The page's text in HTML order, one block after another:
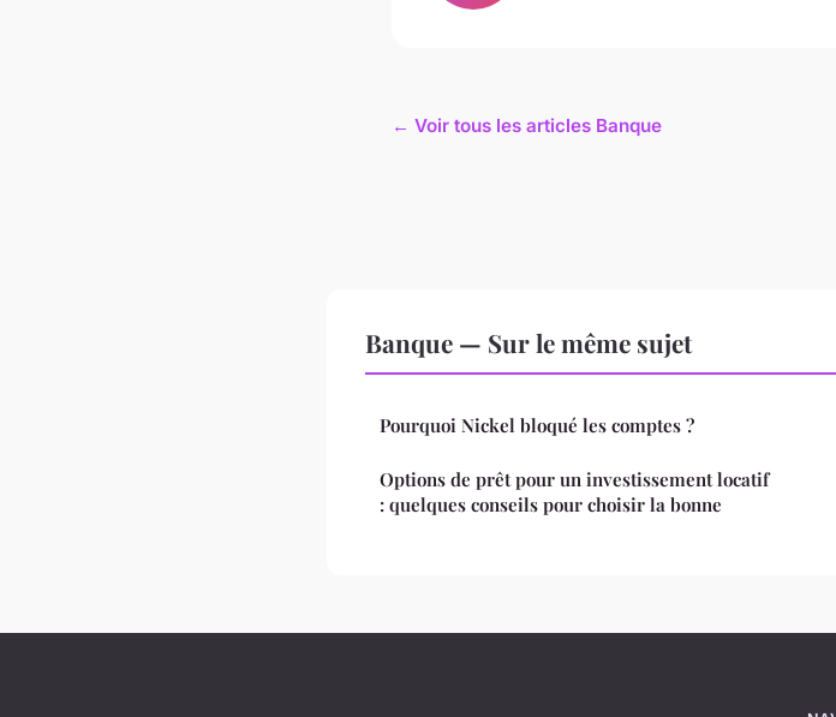
← Voir tous les articles Banque
Banque — Sur le même sujet
Pourquoi Nickel bloqué les comptes ?
Options de prêt pour un investissement locatif
: quelques conseils pour choisir la bonne